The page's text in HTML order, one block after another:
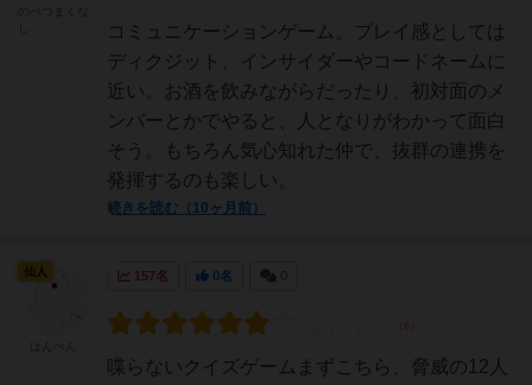
コミュニケーションゲーム。プレイ感としては
ディクジット、インサイダーやコードネームに
近い。お酒を飲みながらだったり、初対面のメ
ンバーとかでやると、人となりがわかって面白
そう。もちろん気心知れた仲で、抜群の連携を
発揮するのも楽しい。
続きを読む（10ヶ月前）
157名 0名
喋らないクイズゲームまずこちら、脅威の12人
仙人